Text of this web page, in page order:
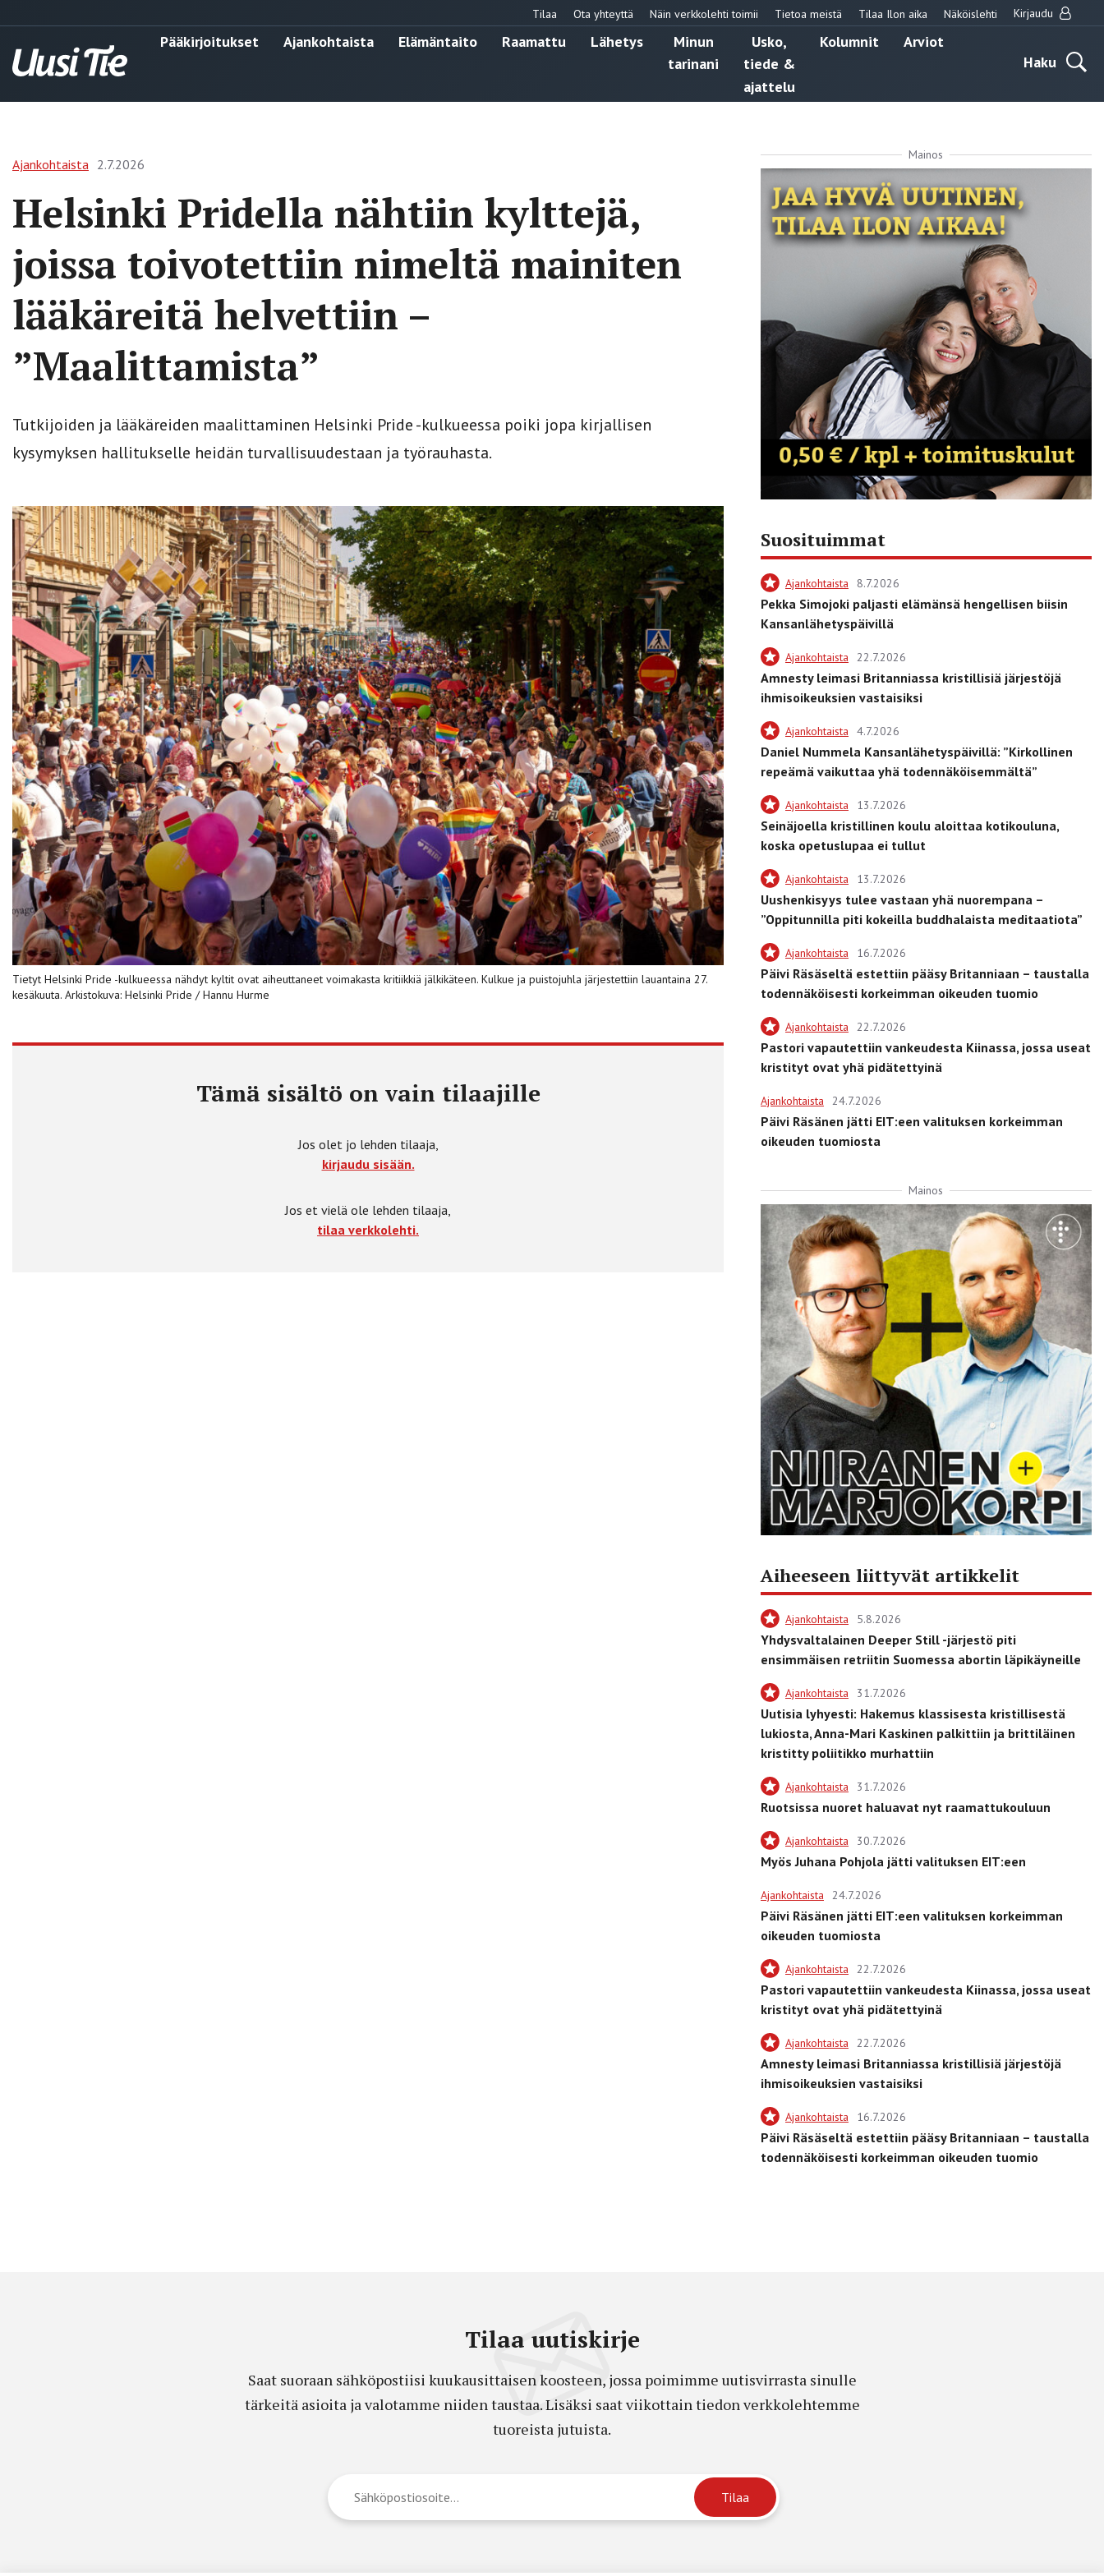
Tilaa Ota yhteyttä Näin verkkolehti toimii Tietoa meistä Tilaa Ilon aika Näköislehti Kirjaudu
Pääkirjoitukset Ajankohtaista Elämäntaito Raamattu Lähetys
Minun
tarinani
Usko,
tiede &
ajattelu
Kolumnit
Arviot
Haku
Ajankohtaista 2.7.2026
Helsinki Pridella nähtiin kylttejä,
joissa toivotettiin nimeltä mainiten
lääkäreitä helvettiin –
”Maalittamista”
Tutkijoiden ja lääkäreiden maalittaminen Helsinki Pride -kulkueessa poiki jopa kirjallisen
kysymyksen hallitukselle heidän turvallisuudestaan ja työrauhasta.
Tietyt Helsinki Pride -kulkueessa nähdyt kyltit ovat aiheuttaneet voimakasta kritiikkiä jälkikäteen. Kulkue ja puistojuhla järjestettiin lauantaina 27.
kesäkuuta. Arkistokuva: Helsinki Pride / Hannu Hurme
Tämä sisältö on vain tilaajille
Jos olet jo lehden tilaaja,
kirjaudu sisään.
Jos et vielä ole lehden tilaaja,
tilaa verkkolehti.
Mainos
Suosituimmat
Ajankohtaista 8.7.2026
Pekka Simojoki paljasti elämänsä hengellisen biisin
Kansanlähetyspäivillä
Ajankohtaista 22.7.2026
Amnesty leimasi Britanniassa kristillisiä järjestöjä
ihmisoikeuksien vastaisiksi
Ajankohtaista 4.7.2026
Daniel Nummela Kansanlähetyspäivillä: ”Kirkollinen
repeämä vaikuttaa yhä todennäköisemmältä”
Ajankohtaista 13.7.2026
Seinäjoella kristillinen koulu aloittaa kotikouluna,
koska opetuslupaa ei tullut
Ajankohtaista 13.7.2026
Uushenkisyys tulee vastaan yhä nuorempana –
”Oppitunnilla piti kokeilla buddhalaista meditaatiota”
Ajankohtaista 16.7.2026
Päivi Räsäseltä estettiin pääsy Britanniaan – taustalla
todennäköisesti korkeimman oikeuden tuomio
Ajankohtaista 22.7.2026
Pastori vapautettiin vankeudesta Kiinassa, jossa useat
kristityt ovat yhä pidätettyinä
Ajankohtaista 24.7.2026
Päivi Räsänen jätti EIT:een valituksen korkeimman
oikeuden tuomiosta
Mainos
Aiheeseen liittyvät artikkelit
Ajankohtaista 5.8.2026
Yhdysvaltalainen Deeper Still -järjestö piti
ensimmäisen retriitin Suomessa abortin läpikäyneille
Ajankohtaista 31.7.2026
Uutisia lyhyesti: Hakemus klassisesta kristillisestä
lukiosta, Anna-Mari Kaskinen palkittiin ja brittiläinen
kristitty poliitikko murhattiin
Ajankohtaista 31.7.2026
Ruotsissa nuoret haluavat nyt raamattukouluun
Ajankohtaista 30.7.2026
Myös Juhana Pohjola jätti valituksen EIT:een
Ajankohtaista 24.7.2026
Päivi Räsänen jätti EIT:een valituksen korkeimman
oikeuden tuomiosta
Ajankohtaista 22.7.2026
Pastori vapautettiin vankeudesta Kiinassa, jossa useat
kristityt ovat yhä pidätettyinä
Ajankohtaista 22.7.2026
Amnesty leimasi Britanniassa kristillisiä järjestöjä
ihmisoikeuksien vastaisiksi
Ajankohtaista 16.7.2026
Päivi Räsäseltä estettiin pääsy Britanniaan – taustalla
todennäköisesti korkeimman oikeuden tuomio
Tilaa uutiskirje
Saat suoraan sähköpostiisi kuukausittaisen koosteen, jossa poimimme uutisvirrasta sinulle
tärkeitä asioita ja valotamme niiden taustaa. Lisäksi saat viikottain tiedon verkkolehtemme
tuoreista jutuista.